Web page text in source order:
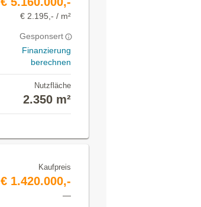
€ 2.195,- / m²
Gesponsert
Finanzierung
berechnen
Nutzfläche
2.350 m²
Kaufpreis
€ 1.420.000,-
—